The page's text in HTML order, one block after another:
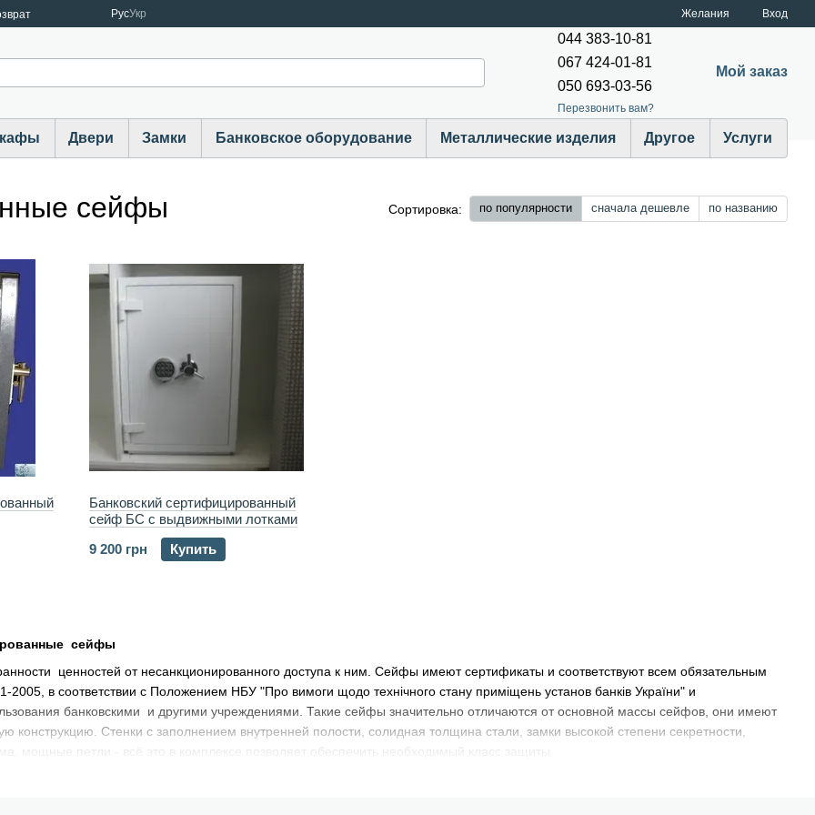
РусУкр Желания Вход
044 383-10-81
067 424-01-81
050 693-03-56
Перезвонить вам?
Мой заказ
Двери Замки Банковское оборудование Металлические изделия Другое Услуги
сейфы Сортировка: по популярности сначала дешевле по названию
сейфы
ценностей от несанкционированного доступа к ним. Сейфы имеют сертификаты и соответствуют всем обязательным
в соответствии с Положением НБУ "Про вимоги щодо технічного стану приміщень установ банків України" и
банковскими и другими учреждениями. Такие сейфы значительно отличаются от основной массы сейфов, они имеют
конструкцию. Стенки с заполнением внутренней полости, солидная толщина стали, замки высокой степени секретности,
мощные петли - всё это в комплексе позволяет обеспечить необходимый класс защиты.
Банковский сертифицированный
сейф БС с выдвижными лотками
9 200 грн
Купить